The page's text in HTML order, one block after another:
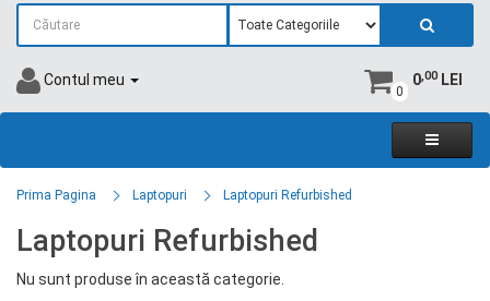
Contul meu
0
0,00LEI
Prima Pagina Laptopuri Laptopuri Refurbished
Laptopuri Refurbished
Nu sunt produse în această categorie.